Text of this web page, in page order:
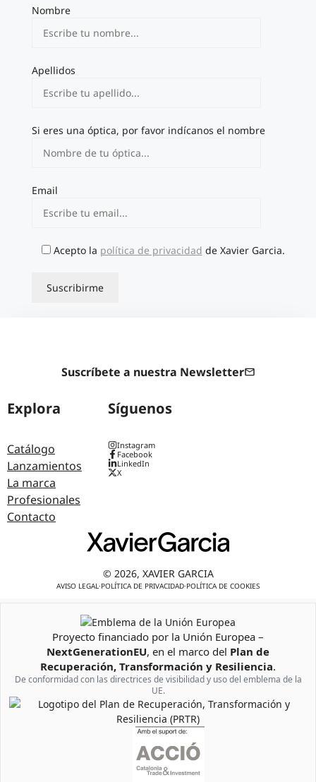
Nombre
Apellidos
Si eres una óptica, por favor indícanos el nombre
Email
Acepto la política de privacidad de Xavier Garcia.
Suscríbete a nuestra Newsletter
Explora
Catálogo
Lanzamientos
La marca
Profesionales
Contacto
Síguenos
Instagram
Facebook
LinkedIn
X
© 2026, XAVIER GARCIA
AVISO LEGAL ·POLÍTICA DE PRIVACIDAD·POLÍTICA DE COOKIES
Emblema de la Unión Europea
Proyecto financiado por la Unión Europea –
NextGenerationEU, en el marco del Plan de
Recuperación, Transformación y Resiliencia.
De conformidad con las directrices de visibilidad y uso del emblema de la
UE.
Logotipo del Plan de Recuperación, Transformación y Resiliencia